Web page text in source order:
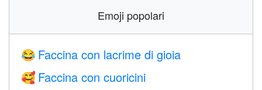
Emoji popolari
😂 Faccina con lacrime di gioia
🥰 Faccina con cuoricini